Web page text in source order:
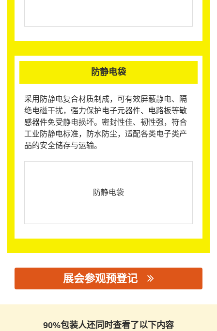
防静电袋
采用防静电复合材质制成，可有效屏蔽静电、隔
绝电磁干扰，强力保护电子元器件、电路板等敏
感器件免受静电损坏。密封性佳、韧性强，符合
工业防静电标准，防水防尘，适配各类电子类产
品的安全储存与运输。
防静电袋
展会参观预登记
90%包装人还同时查看了以下内容